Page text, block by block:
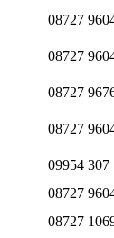
08727
08727
08727
08727
09954 307
08727
08727